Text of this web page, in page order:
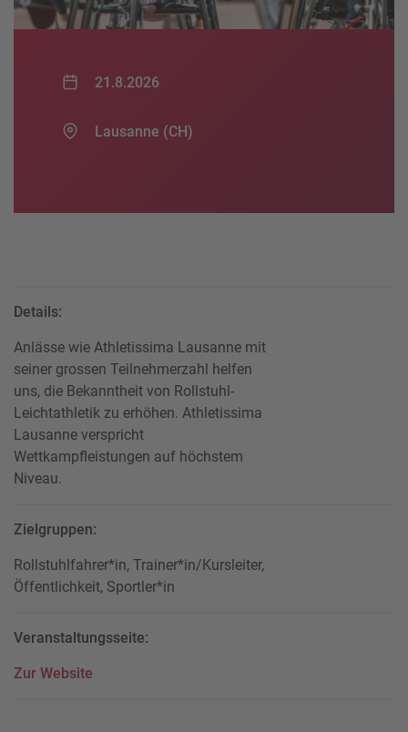
21.8.2026
Lausanne (CH)
Details:
Anlässe wie Athletissima Lausanne mit
seiner grossen Teilnehmerzahl helfen
uns, die Bekanntheit von Rollstuhl-
Leichtathletik zu erhöhen. Athletissima
Lausanne verspricht
Wettkampfleistungen auf höchstem
Niveau.
Zielgruppen:
Rollstuhlfahrer*in, Trainer*in/Kursleiter,
Öffentlichkeit, Sportler*in
Veranstaltungsseite:
Zur Website